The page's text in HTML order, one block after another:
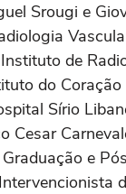
Srougi e
de
do
Sírio
Cesar
e